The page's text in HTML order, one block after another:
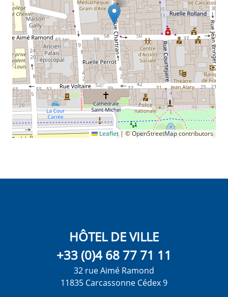
Leaflet |© OpenStreetMap contributors
HÔTEL DE VILLE
+33 (0)4 68 77 71 11
32 rue Aimé Ramond
11835 Carcassonne Cédex 9